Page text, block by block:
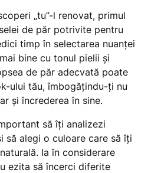
„tu”-l renovat, primul
de păr potrivite pentru
timp în selectarea nuanței
bine cu tonul pielii și
de păr adecvată poate
ului tău, îmbogățindu-ți nu
și încrederea în sine.
să îți analizezi
să alegi o culoare care să îți
Ia în considerare
ezita să încerci diferite